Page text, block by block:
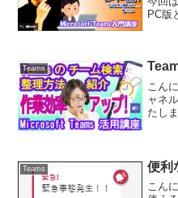
PC版
Teams
こん
ャネ
たし
すよ
Teams 便利
こん